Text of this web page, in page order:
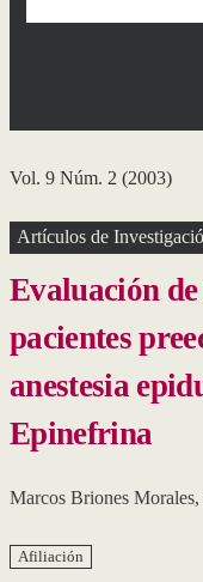
Vol. 9 Núm. 2 (2003)
Artículos de
Evaluación
pacientes
anestesia
Epinefrina
Marcos Briones Morales,
Afiliación